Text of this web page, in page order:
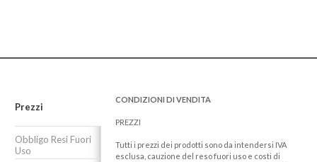
Prezzi
Obbligo Resi Fuori
Uso
CONDIZIONI DI VENDITA
PREZZI
Tutti i prezzi dei prodotti sono da intendersi IVA
esclusa, cauzione del reso fuori uso e costi di